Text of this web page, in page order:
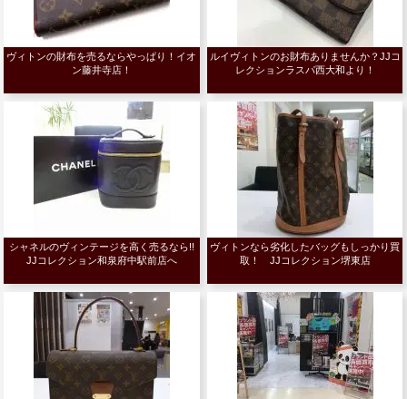
ヴィトンの財布を売るならやっぱり！イオ
ン藤井寺店！
ルイヴィトンのお財布ありませんか？JJコ
レクションラスパ西大和より！
シャネルのヴィンテージを高く売るなら!!
JJコレクション和泉府中駅前店へ
ヴィトンなら劣化したバッグもしっかり買
取！ JJコレクション堺東店